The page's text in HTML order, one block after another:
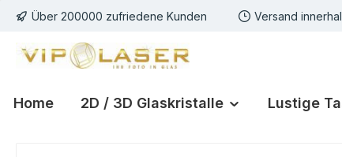
Hauptinhalt springen
Zur Suche springen
Zur Hauptnavigation springen
Über 200000 zufriedene Kunden Versand
Home 2D / 3D Glaskristalle Lustige